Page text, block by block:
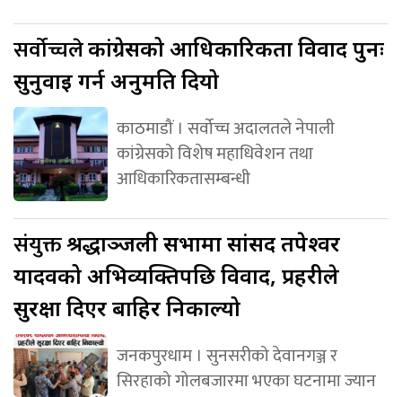
सर्वोच्चलेकांग्रेसको आधिकारिकता विवाद पुनः
सुनुवाइ गर्न अनुमति दियो
काठमाडौं । सर्वोच्च अदालतले नेपाली
कांग्रेसको विशेष महाधिवेशन तथा
आधिकारिकतासम्बन्धी
संयुक्तश्रद्धाञ्जली सभामा सांसद तपेश्वर
यादवको अभिव्यक्तिपछि विवाद, प्रहरीले
सुरक्षा दिएर बाहिर निकाल्यो
जनकपुरधाम । सुनसरीको देवानगञ्ज र
सिरहाको गोलबजारमा भएका घटनामा ज्यान